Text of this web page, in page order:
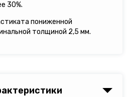
30%.
пониженной
толщиной 2,5 мм.